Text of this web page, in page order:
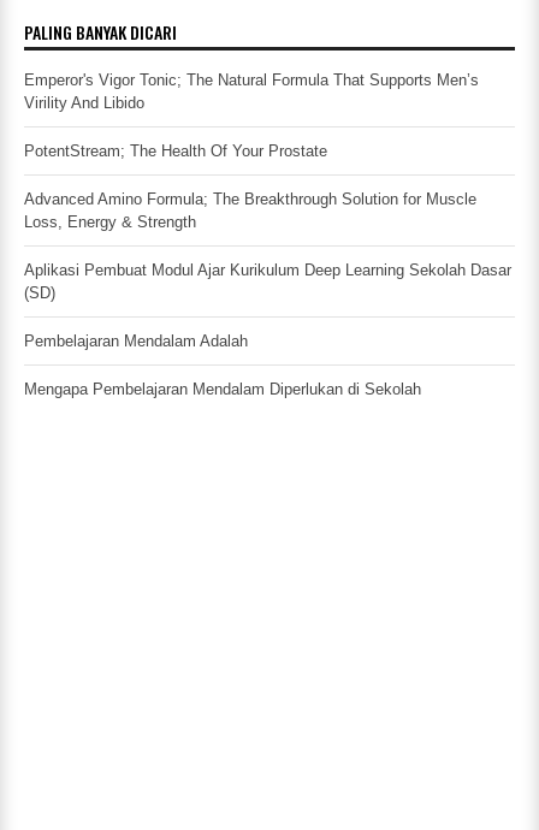
PALING BANYAK DICARI
Emperor's Vigor Tonic; The Natural Formula That Supports Men’s
Virility And Libido
PotentStream; The Health Of Your Prostate
Advanced Amino Formula; The Breakthrough Solution for Muscle
Loss, Energy & Strength
Aplikasi Pembuat Modul Ajar Kurikulum Deep Learning Sekolah Dasar
(SD)
Pembelajaran Mendalam Adalah
Mengapa Pembelajaran Mendalam Diperlukan di Sekolah